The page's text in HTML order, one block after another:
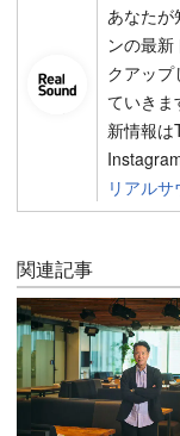
あなたが
ンの最
クアップ
ていき
新情報
リアル
関連記事